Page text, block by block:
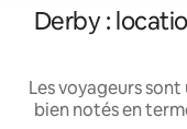
Derby :
Les voyageurs
bien notés en